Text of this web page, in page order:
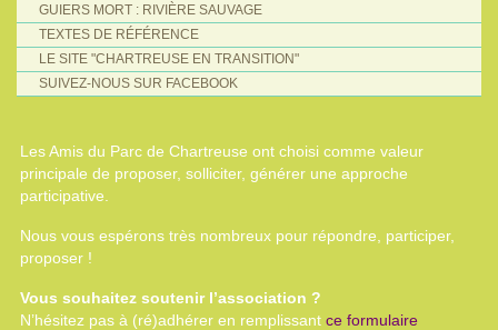
GUIERS MORT : RIVIÈRE SAUVAGE
TEXTES DE RÉFÉRENCE
LE SITE "CHARTREUSE EN TRANSITION"
SUIVEZ-NOUS SUR FACEBOOK
Les Amis du Parc de Chartreuse ont choisi comme valeur
principale de proposer, solliciter, générer une approche
participative.
Nous vous espérons très nombreux pour répondre, participer,
proposer !
Vous souhaitez soutenir l’association ?
N’hésitez pas à (ré)adhérer en remplissant ce formulaire